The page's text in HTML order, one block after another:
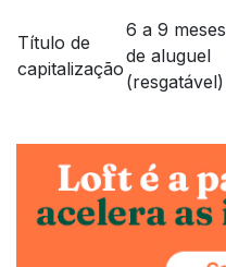
Título de
capitalização
6 a 9 meses
de aluguel
(resgatável)